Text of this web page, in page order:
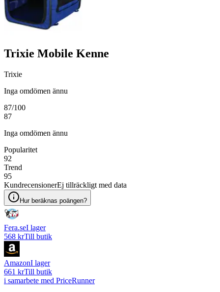
Trixie Mobile Kenne
Trixie
Inga omdömen ännu
87/100
87
Inga omdömen ännu
Popularitet
92
Trend
95
KundrecensionerEj tillräckligt med data
Hur beräknas poängen?
Fera.seI lager
568 krTill butik
AmazonI lager
661 krTill butik
i samarbete med PriceRunner